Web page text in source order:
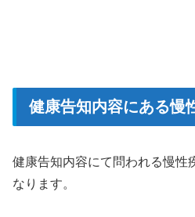
健康告知内容にある慢
健康告知内容にて問われる慢性
なります。